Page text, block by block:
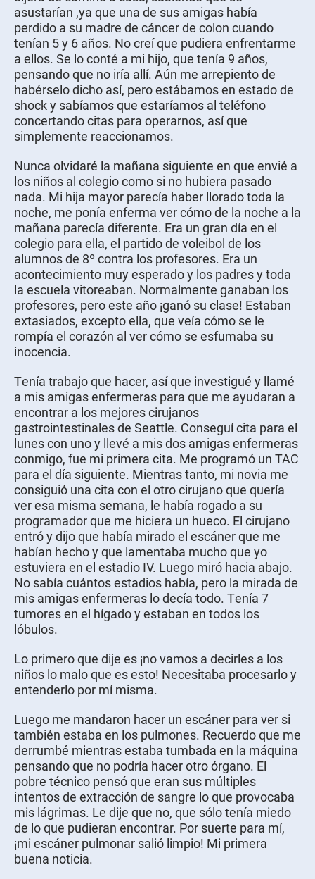
asustarían ,ya que una de sus amigas había
perdido a su madre de cáncer de colon cuando
tenían 5 y 6 años. No creí que pudiera enfrentarme
a ellos. Se lo conté a mi hijo, que tenía 9 años,
pensando que no iría allí. Aún me arrepiento de
habérselo dicho así, pero estábamos en estado de
shock y sabíamos que estaríamos al teléfono
concertando citas para operarnos, así que
simplemente reaccionamos.
Nunca olvidaré la mañana siguiente en que envié a
los niños al colegio como si no hubiera pasado
nada. Mi hija mayor parecía haber llorado toda la
noche, me ponía enferma ver cómo de la noche a la
mañana parecía diferente. Era un gran día en el
colegio para ella, el partido de voleibol de los
alumnos de 8º contra los profesores. Era un
acontecimiento muy esperado y los padres y toda
la escuela vitoreaban. Normalmente ganaban los
profesores, pero este año ¡ganó su clase! Estaban
extasiados, excepto ella, que veía cómo se le
rompía el corazón al ver cómo se esfumaba su
inocencia.
Tenía trabajo que hacer, así que investigué y llamé
a mis amigas enfermeras para que me ayudaran a
encontrar a los mejores cirujanos
gastrointestinales de Seattle. Conseguí cita para el
lunes con uno y llevé a mis dos amigas enfermeras
conmigo, fue mi primera cita. Me programó un TAC
para el día siguiente. Mientras tanto, mi novia me
consiguió una cita con el otro cirujano que quería
ver esa misma semana, le había rogado a su
programador que me hiciera un hueco. El cirujano
entró y dijo que había mirado el escáner que me
habían hecho y que lamentaba mucho que yo
estuviera en el estadio IV. Luego miró hacia abajo.
No sabía cuántos estadios había, pero la mirada de
mis amigas enfermeras lo decía todo. Tenía 7
tumores en el hígado y estaban en todos los
lóbulos.
Lo primero que dije es ¡no vamos a decirles a los
niños lo malo que es esto! Necesitaba procesarlo y
entenderlo por mí misma.
Luego me mandaron hacer un escáner para ver si
también estaba en los pulmones. Recuerdo que me
derrumbé mientras estaba tumbada en la máquina
pensando que no podría hacer otro órgano. El
pobre técnico pensó que eran sus múltiples
intentos de extracción de sangre lo que provocaba
mis lágrimas. Le dije que no, que sólo tenía miedo
de lo que pudieran encontrar. Por suerte para mí,
¡mi escáner pulmonar salió limpio! Mi primera
buena noticia.